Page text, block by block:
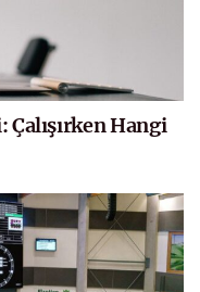
Çalışırken Hangi